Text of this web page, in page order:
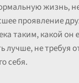
жизнь,
проявление
таким, какой он
лучше, не требуя
себя.